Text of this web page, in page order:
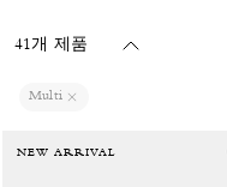
41개 제품
Multi
NEW ARRIVAL